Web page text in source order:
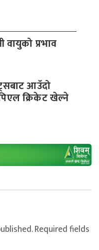
प्रभाव
आउँदो
क्रिकेट खेल्ने
Required fields